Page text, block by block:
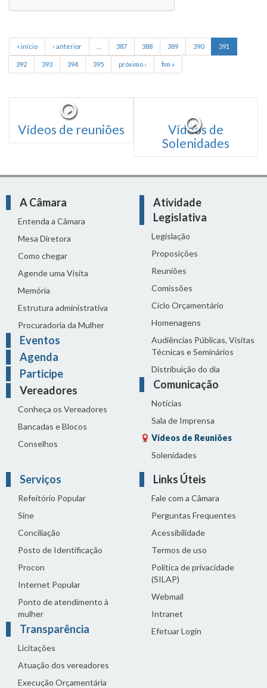
« início ‹ anterior 387 388 389 390 391
392 393 394 395 próximo › fim »
Vídeos de reuniões
Vídeos de
Solenidades
A Câmara
Entenda a Câmara
Mesa Diretora
Como chegar
Agende uma Visita
Memória
Estrutura administrativa
Procuradoria da Mulher
Eventos
Agenda
Participe
Vereadores
Conheça os Vereadores
Bancadas e Blocos
Conselhos
Atividade
Legislativa
Legislação
Proposições
Reuniões
Comissões
Ciclo Orçamentário
Homenagens
Audiências Públicas, Visitas
Técnicas e Seminários
Distribuição do dia
Comunicação
Notícias
Sala de Imprensa
Vídeos de Reuniões
Solenidades
Serviços
Refeitório Popular
Sine
Conciliação
Posto de Identificação
Procon
Internet Popular
Ponto de atendimento à
mulher
Transparência
Licitações
Atuação dos vereadores
Execução Orçamentária
Links Úteis
Fale com a Câmara
Perguntas Frequentes
Acessibilidade
Termos de uso
Política de privacidade
(SILAP)
Webmail
Intranet
Efetuar Login